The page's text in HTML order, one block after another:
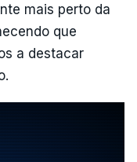
mais perto da
que
a destacar